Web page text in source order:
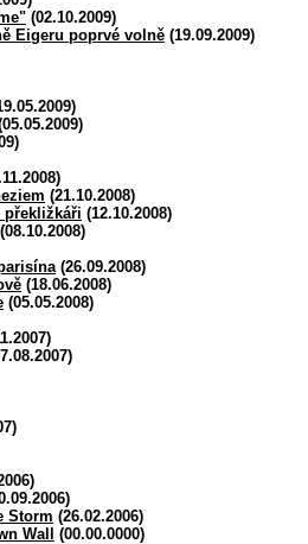
(02.10.2009)
Eigeru poprvé volně (19.09.2009)
(21.10.2008)
překližkáři (12.10.2008)
(08.10.2008)
(26.09.2008)
(18.06.2008)
(05.05.2008)
Storm (26.02.2006)
Wall
(00.00.0000)